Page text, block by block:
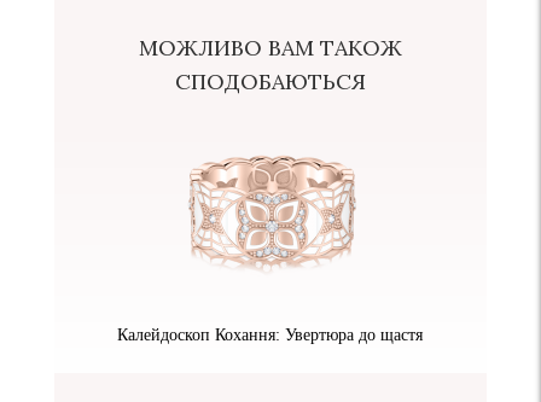
МОЖЛИВО ВАМ ТАКОЖ
СПОДОБАЮТЬСЯ
Калейдоскоп Кохання: Увертюра до щастя